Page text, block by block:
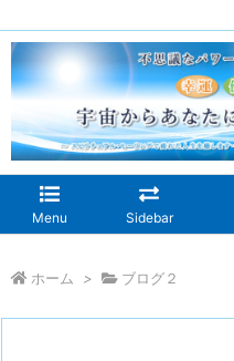
Menu Sidebar
ホーム > ブログ２